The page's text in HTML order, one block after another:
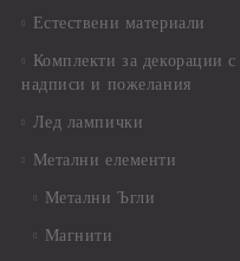
Естествени материали
Комплекти за декорации с
надписи и пожелания
Лед лампички
Метални елементи
Метални Ъгли
Магнити